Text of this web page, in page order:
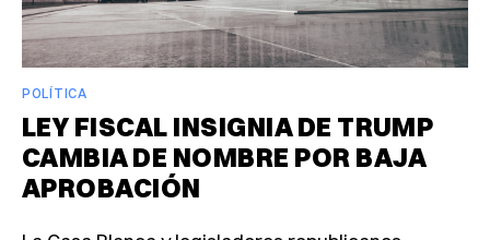
POLÍTICA
LEY FISCAL INSIGNIA DE TRUMP
CAMBIA DE NOMBRE POR BAJA
APROBACIÓN